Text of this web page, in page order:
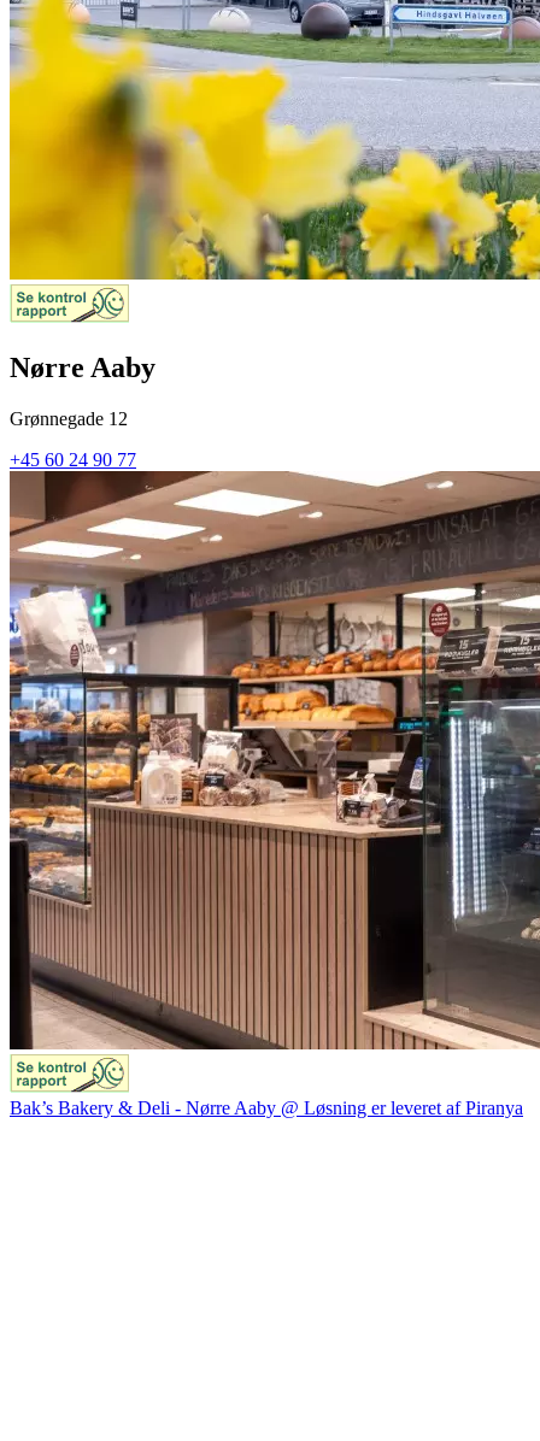
Nørre Aaby
Grønnegade 12
+45 60 24 90 77
Bak’s Bakery & Deli - Nørre Aaby @ Løsning er leveret af Piranya